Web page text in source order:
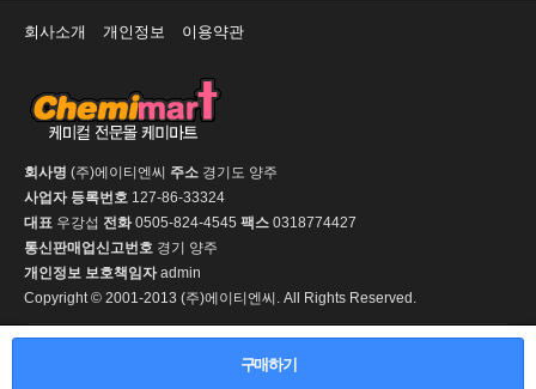
구매하기
회사소개 개인정보 이용약관
회사명 (주)에이티엔씨 주소 경기도 양주
사업자 등록번호 127-86-33324
대표 우강섭 전화0505-824-4545 팩스 0318774427
통신판매업신고번호 경기 양주
개인정보 보호책임자admin
Copyright © 2001-2013 (주)에이티엔씨. All Rights Reserved.